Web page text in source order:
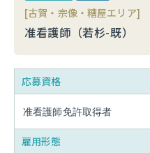
[古賀・宗像・糟屋エリア]
准看護師（若杉-既）
応募資格
准看護師免許取得者
雇用形態